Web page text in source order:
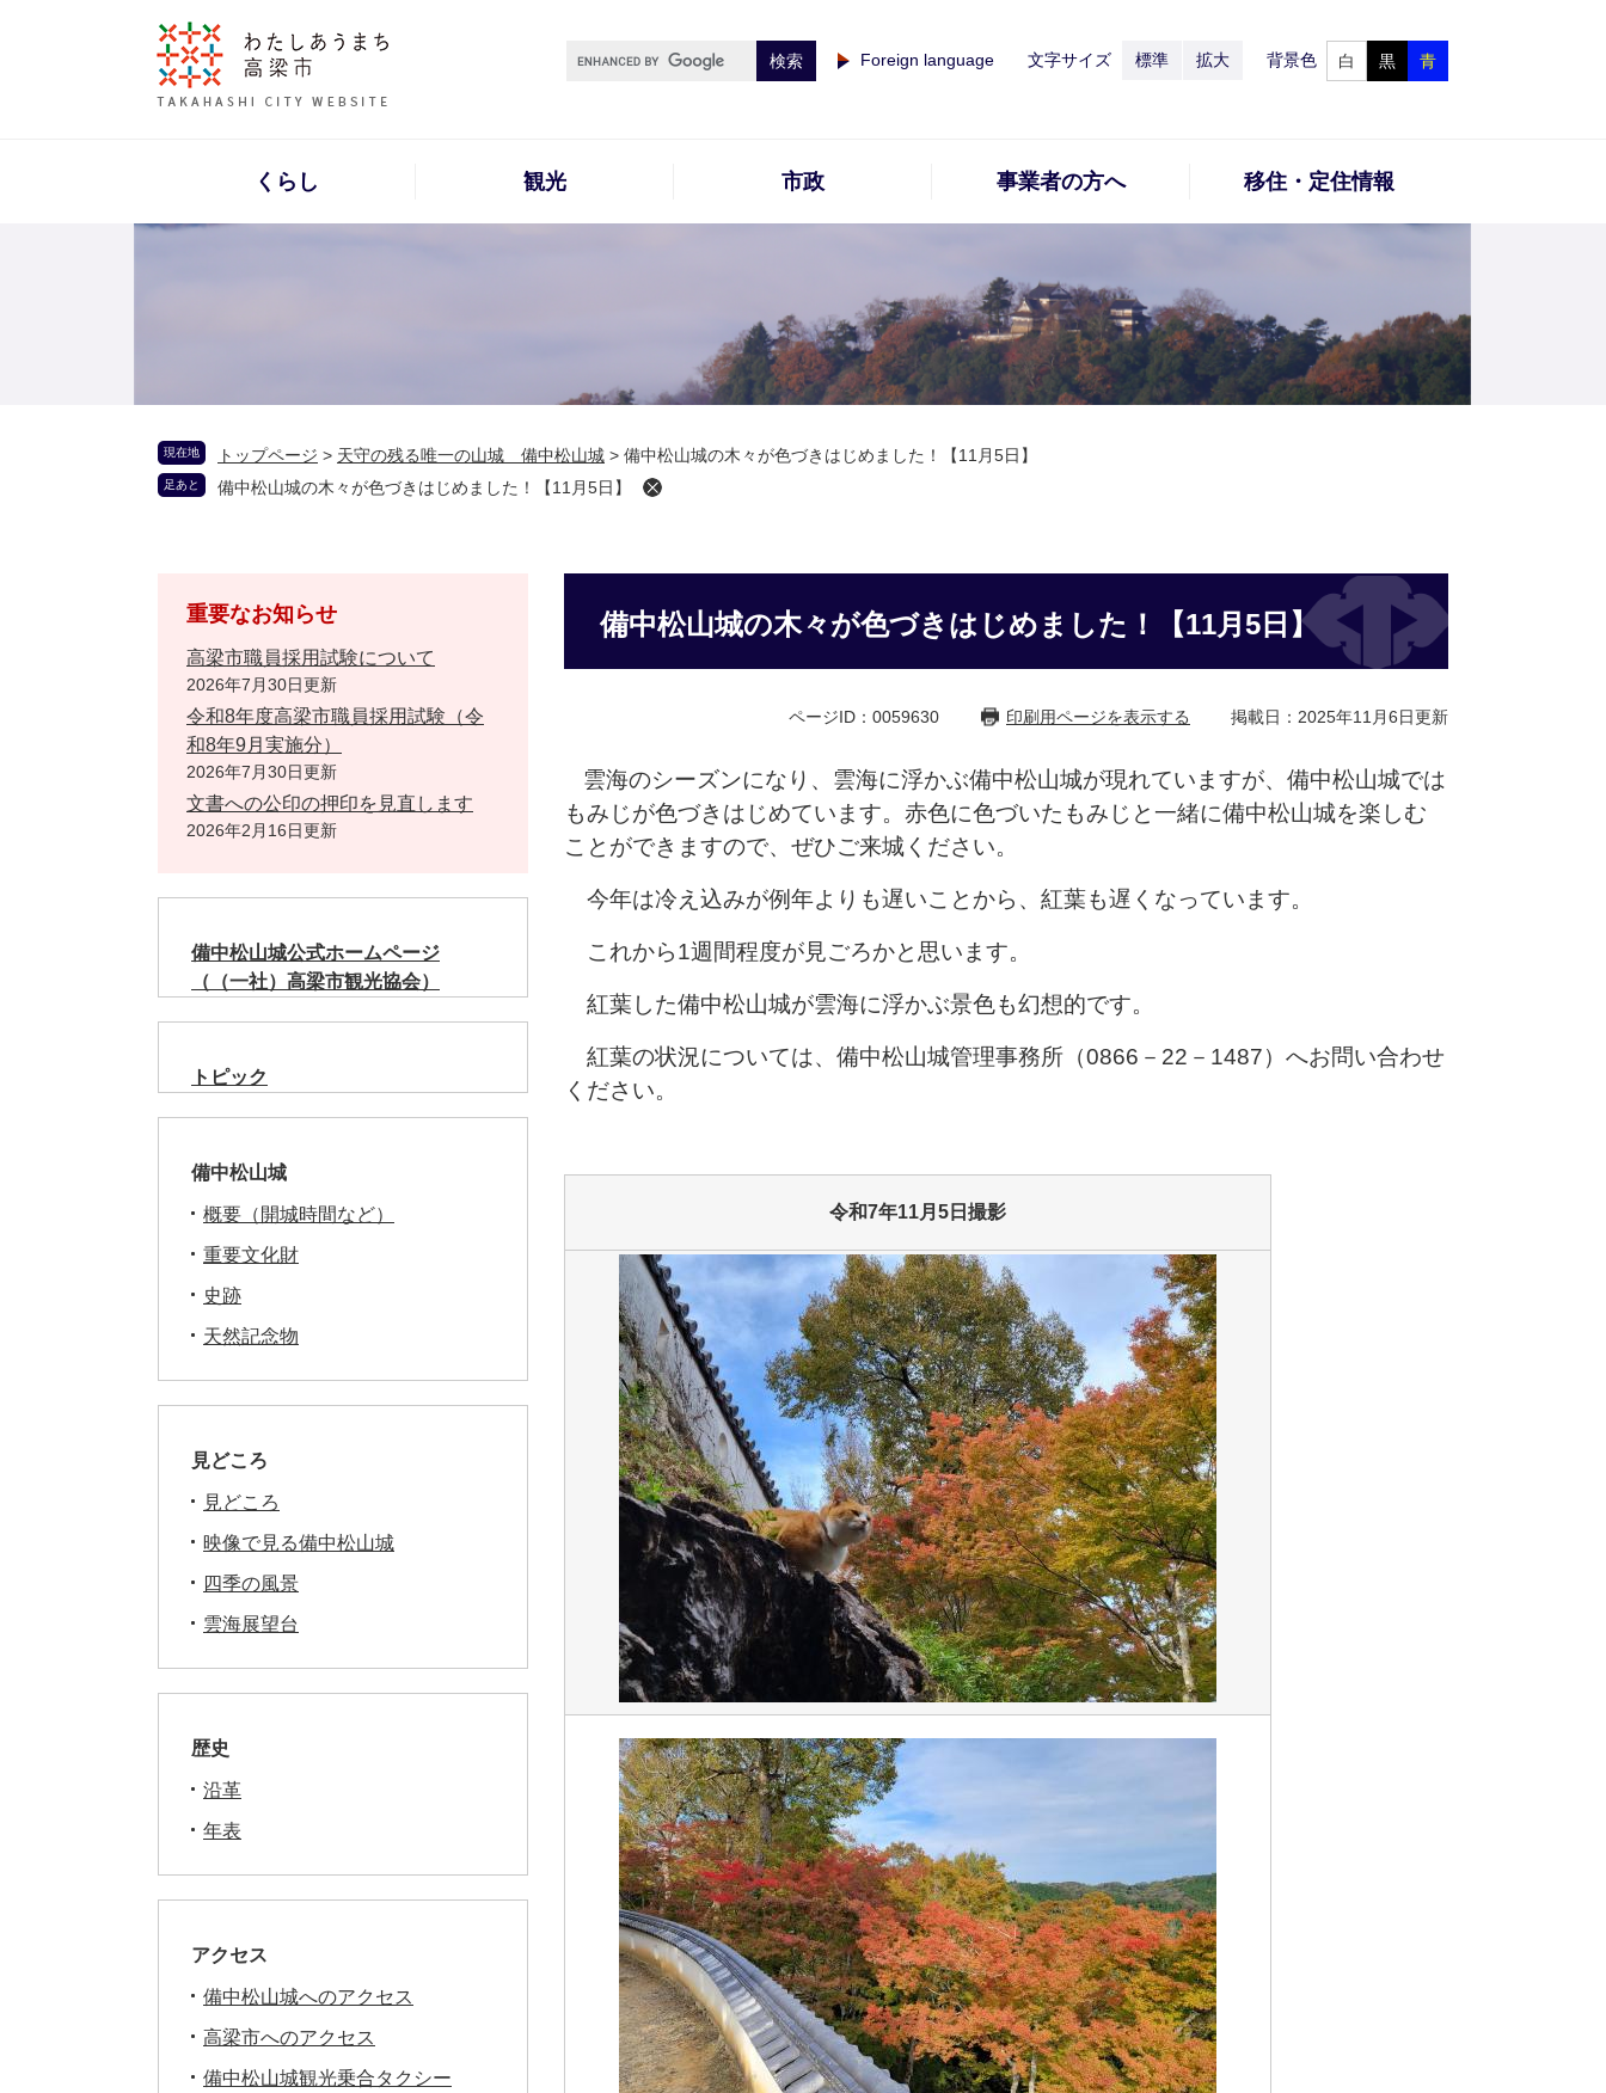
Foreign language 文字サイズ 標準 拡大 背景色 白 黒 青
くらし 観光 市政 事業者の方へ 移住・定住情報
現在地 トップページ > 天守の残る唯一の山城 備中松山城 > 備中松山城の木々が色づきはじめました！【11月5日】
足あと 備中松山城の木々が色づきはじめました！【11月5日】
備中松山城の木々が色づきはじめました！【11月5日】
ページID：0059630 印刷用ページを表示する 掲載日：2025年11月6日更新
雲海のシーズンになり、雲海に浮かぶ備中松山城が現れていますが、備中松山城では
もみじが色づきはじめています。赤色に色づいたもみじと一緒に備中松山城を楽しむ
ことができますので、ぜひご来城ください。
今年は冷え込みが例年よりも遅いことから、紅葉も遅くなっています。
これから1週間程度が見ごろかと思います。
紅葉した備中松山城が雲海に浮かぶ景色も幻想的です。
紅葉の状況については、備中松山城管理事務所（0866－22－1487）へお問い合わせ
ください。
令和7年11月5日撮影
重要なお知らせ
高梁市職員採用試験について
2026年7月30日更新
令和8年度高梁市職員採用試験（令
和8年9月実施分）
2026年7月30日更新
文書への公印の押印を見直します
2026年2月16日更新
備中松山城公式ホームページ
（（一社）高梁市観光協会）
トピック
備中松山城
概要（開城時間など）
重要文化財
史跡
天然記念物
見どころ
見どころ
映像で見る備中松山城
四季の風景
雲海展望台
歴史
沿革
年表
アクセス
備中松山城へのアクセス
高梁市へのアクセス
備中松山城観光乗合タクシー